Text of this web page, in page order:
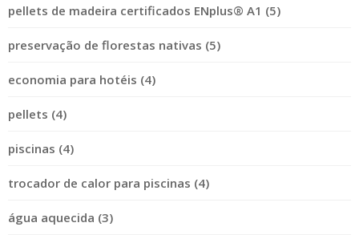
pellets de madeira certificados ENplus® A1 (5)
preservação de florestas nativas (5)
economia para hotéis (4)
pellets (4)
piscinas (4)
trocador de calor para piscinas (4)
água aquecida (3)